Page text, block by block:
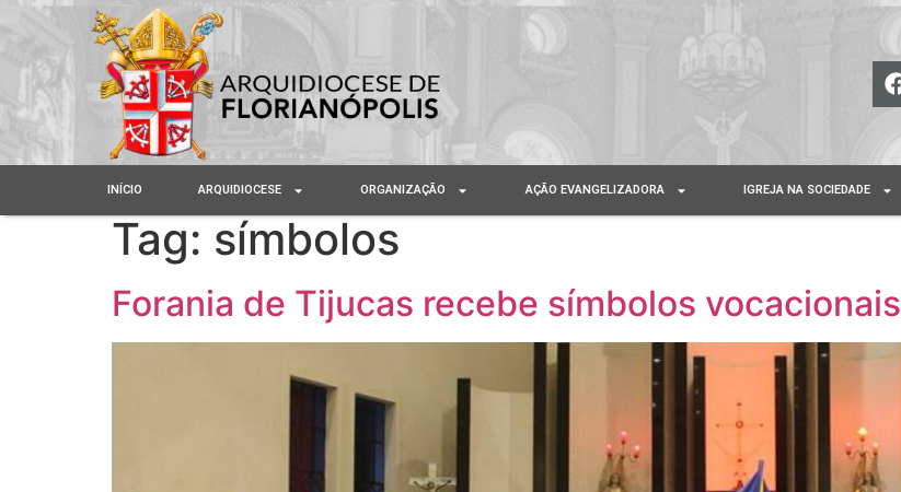
INÍCIO ARQUIDIOCESE ORGANIZAÇÃO AÇÃO EVANGELIZADORA IGREJA NA SOCIEDADE
Tag: símbolos
Forania de Tijucas recebe símbolos vocacionais